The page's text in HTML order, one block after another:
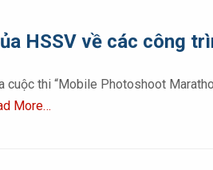
HSSV về các công
thi “Mobile Photoshoot
More…